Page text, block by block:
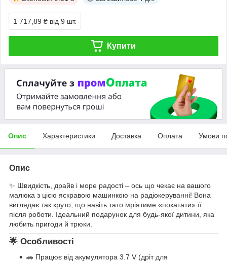
1 717,89 ₴ від 9 шт.
Купити
Опис Характеристики Доставка Оплата Умови
Опис
✨ Швидкість, драйв і море радості – ось що чекає на вашого
малюка з цією яскравою машинкою на радіокеруванні! Вона
виглядає так круто, що навіть тато мріятиме «покатати» її
після роботи. Ідеальний подарунок для будь-якої дитини, яка
любить пригоди й трюки.
🌟 Особливості
🚗 Працює від акумулятора 3.7 V (дріт для